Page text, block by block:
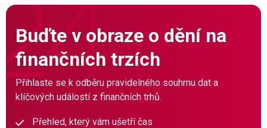
Buďte v obraze o dění na
finančních trzích
Přihlaste se k odběru pravidelného souhrnu dat a
klíčových událostí z finančních trhů.
Přehled, který vám ušetří čas